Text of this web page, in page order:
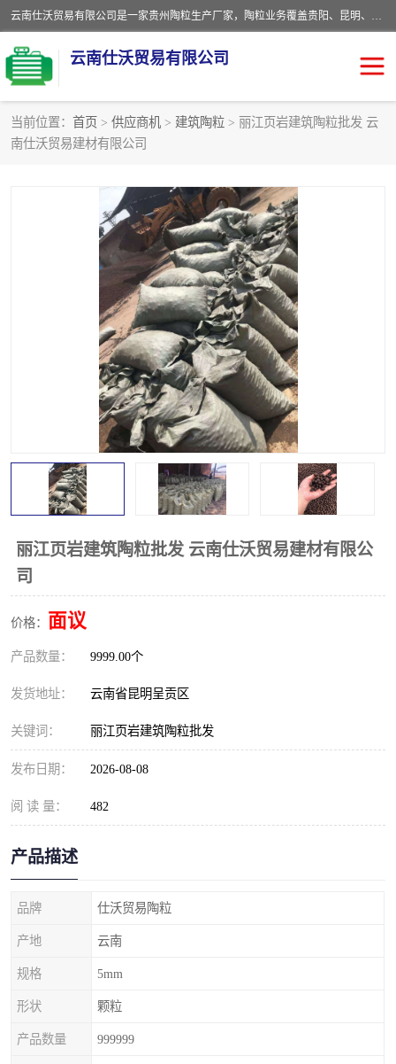
云南仕沃贸易有限公司是一家贵州陶粒生产厂家，陶粒业务覆盖贵阳、昆明、四川、云南、重庆等区域。批发贵阳陶粒、昆明陶粒、四川陶粒、云南陶粒、重庆陶粒，服务热线：*。仕沃贸易建材致力于建筑产业化、绿色建筑体系、产品和系统应用解决方案的企业。研发生产、销售和推广绿色建筑体系、建筑产业化体系的各种环保建筑产品。
云南仕沃贸易有限公司
当前位置： 首页 > 供应商机 > 建筑陶粒 > 丽江页岩建筑陶粒批发 云
南仕沃贸易建材有限公司
丽江页岩建筑陶粒批发 云南仕沃贸易建材有限公
司
价格： 面议
产品数量： 9999.00个
发货地址： 云南省昆明呈贡区
关键词： 丽江页岩建筑陶粒批发
发布日期： 2026-08-08
阅 读 量： 482
产品描述
品牌 仕沃贸易陶粒
产地 云南
规格 5mm
形状 颗粒
产品数量 999999
陶粒
生物陶粒
粘土陶粒
陶粒回填